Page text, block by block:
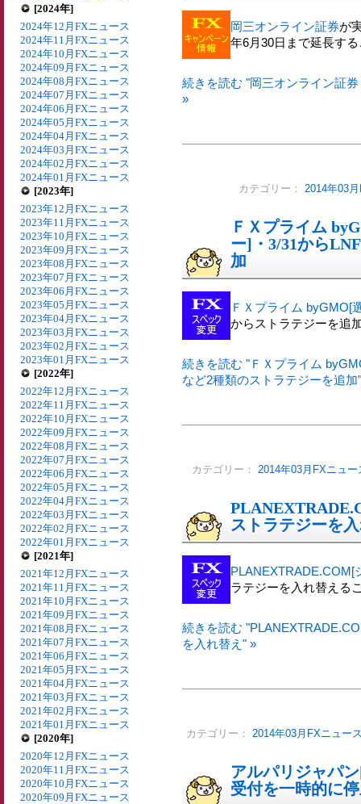
[2024年]
2024年12月FXニュース
2024年11月FXニュース
2024年10月FXニュース
2024年09月FXニュース
2024年08月FXニュース
2024年07月FXニュース
2024年06月FXニュース
2024年05月FXニュース
2024年04月FXニュース
2024年03月FXニュース
2024年02月FXニュース
2024年01月FXニュース
[2023年]
2023年12月FXニュース
2023年11月FXニュース
2023年10月FXニュース
2023年09月FXニュース
2023年08月FXニュース
2023年07月FXニュース
2023年06月FXニュース
2023年05月FXニュース
2023年04月FXニュース
2023年03月FXニュース
2023年02月FXニュース
2023年01月FXニュース
[2022年]
2022年12月FXニュース
2022年11月FXニュース
2022年10月FXニュース
2022年09月FXニュース
2022年08月FXニュース
2022年07月FXニュース
2022年06月FXニュース
2022年05月FXニュース
2022年04月FXニュース
2022年03月FXニュース
2022年02月FXニュース
2022年01月FXニュース
[2021年]
2021年12月FXニュース
2021年11月FXニュース
2021年10月FXニュース
2021年09月FXニュース
2021年08月FXニュース
2021年07月FXニュース
2021年06月FXニュース
2021年05月FXニュース
2021年04月FXニュース
2021年03月FXニュース
2021年02月FXニュース
2021年01月FXニュース
[2020年]
2020年12月FXニュース
2020年11月FXニュース
2020年10月FXニュース
2020年09月FXニュース
岡三オンライン証券が
年6月30日まで延長す
続きを読む "岡三オンライン証
»
カテゴリー： 2014年03
ＦＸプライム
ー]・3/31から
加
ＦＸプライム byGMO[
からストラテジーを追
続きを読む "ＦＸプライム
など2種類のストラテジーを追加
カテゴリー： 2014年03月FXニュー
ストラテジーを
PLANEXTRADE.COM[
ラテジーを入れ替える
続きを読む
を入れ替え" »
カテゴリー： 2014年03月FXニュー
アルパリジャパ
受付を一時的に